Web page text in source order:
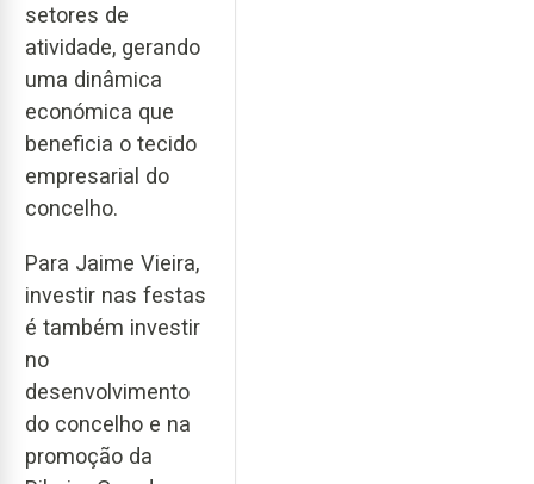
setores de
atividade, gerando
uma dinâmica
económica que
beneficia o tecido
empresarial do
concelho.
Para Jaime Vieira,
investir nas festas
é também investir
no
desenvolvimento
do concelho e na
promoção da